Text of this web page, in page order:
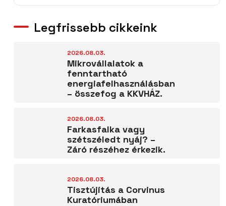
Legfrissebb cikkeink
2026.08.03.
Mikrovállalatok a
fenntartható
energiafelhasználásban
– összefog a KKVHÁZ.
2026.08.03.
Farkasfalka vagy
szétszéledt nyáj? –
Záró részéhez érkezik.
2026.08.03.
Tisztújítás a Corvinus
Kuratóriumában